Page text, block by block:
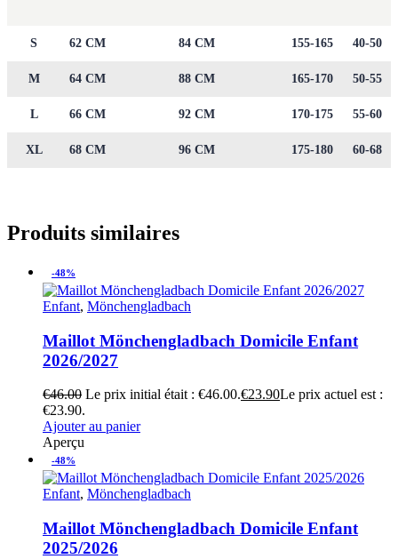
S 62 CM 84 CM 155-165 40-50
M 64 CM 88 CM 165-170 50-55
L 66 CM 92 CM 170-175 55-60
XL 68 CM 96 CM 175-180 60-68
Produits similaires
-48%
Enfant, Mönchengladbach
Maillot Mönchengladbach Domicile Enfant
2026/2027
€46.00 Le prix initial était : €46.00.€23.90Le prix actuel est :
€23.90.
Ajouter au panier
Aperçu
-48%
Enfant, Mönchengladbach
Maillot Mönchengladbach Domicile Enfant
2025/2026